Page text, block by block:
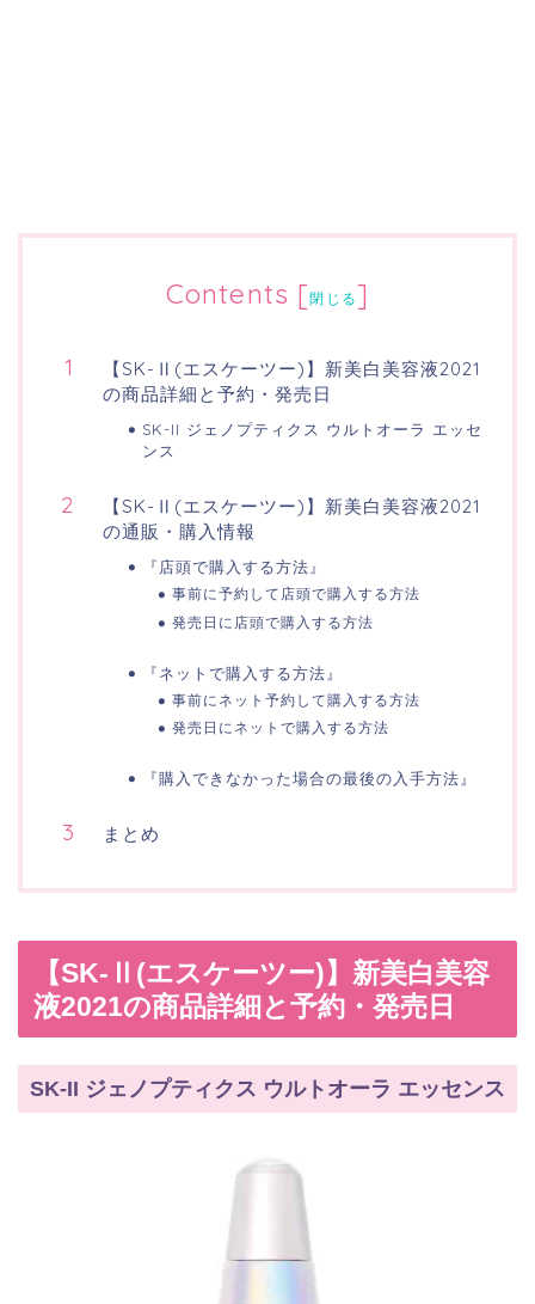
Contents [閉じる]
【SK-Ⅱ(エスケーツー)】新美白美容液2021
の商品詳細と予約・発売日
SK-II ジェノプティクス ウルトオーラ エッセ
ンス
【SK-Ⅱ(エスケーツー)】新美白美容液2021
の通販・購入情報
『店頭で購入する方法』
事前に予約して店頭で購入する方法
発売日に店頭で購入する方法
『ネットで購入する方法』
事前にネット予約して購入する方法
発売日にネットで購入する方法
『購入できなかった場合の最後の入手方法』
まとめ
【SK-Ⅱ(エスケーツー)】新美白美容
液2021の商品詳細と予約・発売日
SK-II ジェノプティクス ウルトオーラ エッセンス